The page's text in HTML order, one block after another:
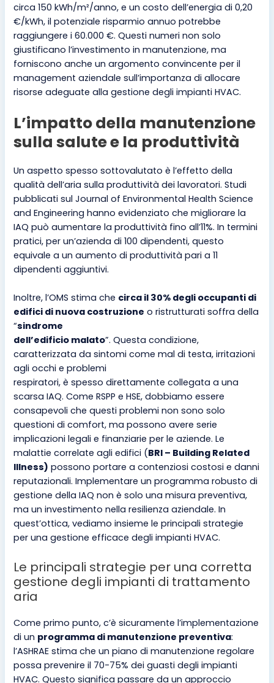
circa 150 kWh/m²/anno, e un costo dell’energia di 0,20
€/kWh, il potenziale risparmio annuo potrebbe
raggiungere i 60.000 €. Questi numeri non solo
giustificano l’investimento in manutenzione, ma
forniscono anche un argomento convincente per il
management aziendale sull’importanza di allocare
risorse adeguate alla gestione degli impianti HVAC.
L’impatto della manutenzione
sulla salute e la produttività
Un aspetto spesso sottovalutato è l’effetto della
qualità dell’aria sulla produttività dei lavoratori. Studi
pubblicati sul Journal of Environmental Health Science
and Engineering hanno evidenziato che migliorare la
IAQ può aumentare la produttività fino all’11%. In termini
pratici, per un’azienda di 100 dipendenti, questo
equivale a un aumento di produttività pari a 11
dipendenti aggiuntivi.
Inoltre, l’OMS stima che circa il 30% degli occupanti di
edifici di nuova costruzione o ristrutturati soffra della
“sindrome
dell’edificio malato”. Questa condizione,
caratterizzata da sintomi come mal di testa, irritazioni
agli occhi e problemi
respiratori, è spesso direttamente collegata a una
scarsa IAQ. Come RSPP e HSE, dobbiamo essere
consapevoli che questi problemi non sono solo
questioni di comfort, ma possono avere serie
implicazioni legali e finanziarie per le aziende. Le
malattie correlate agli edifici (BRI – Building Related
Illness) possono portare a contenziosi costosi e danni
reputazionali. Implementare un programma robusto di
gestione della IAQ non è solo una misura preventiva,
ma un investimento nella resilienza aziendale. In
quest’ottica, vediamo insieme le principali strategie
per una gestione efficace degli impianti HVAC.
Le principali strategie per una corretta
gestione degli impianti di trattamento
aria
Come primo punto, c’è sicuramente l’implementazione
di un programma di manutenzione preventiva:
l’ASHRAE stima che un piano di manutenzione regolare
possa prevenire il 70-75% dei guasti degli impianti
HVAC. Questo significa passare da un approccio